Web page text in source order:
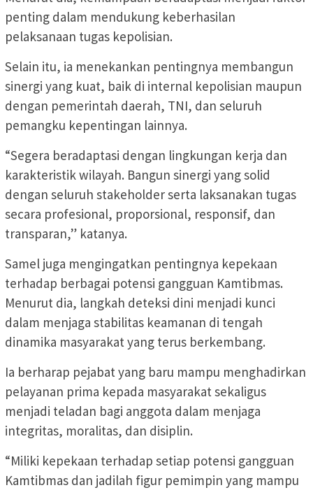
penting dalam mendukung keberhasilan
pelaksanaan tugas kepolisian.
Selain itu, ia menekankan pentingnya membangun
sinergi yang kuat, baik di internal kepolisian maupun
dengan pemerintah daerah, TNI, dan seluruh
pemangku kepentingan lainnya.
“Segera beradaptasi dengan lingkungan kerja dan
karakteristik wilayah. Bangun sinergi yang solid
dengan seluruh stakeholder serta laksanakan tugas
secara profesional, proporsional, responsif, dan
transparan,” katanya.
Samel juga mengingatkan pentingnya kepekaan
terhadap berbagai potensi gangguan Kamtibmas.
Menurut dia, langkah deteksi dini menjadi kunci
dalam menjaga stabilitas keamanan di tengah
dinamika masyarakat yang terus berkembang.
Ia berharap pejabat yang baru mampu menghadirkan
pelayanan prima kepada masyarakat sekaligus
menjadi teladan bagi anggota dalam menjaga
integritas, moralitas, dan disiplin.
“Miliki kepekaan terhadap setiap potensi gangguan
Kamtibmas dan jadilah figur pemimpin yang mampu